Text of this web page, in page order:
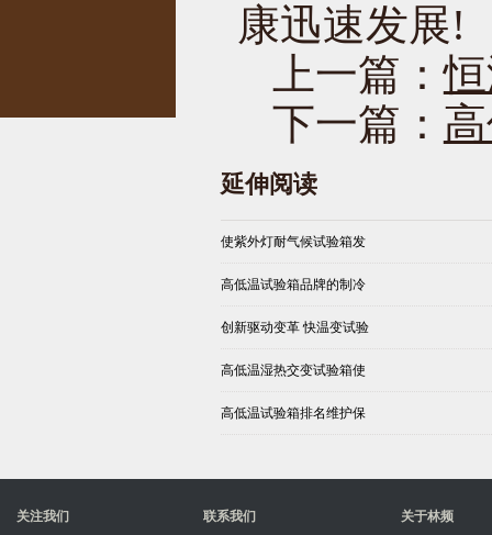
康迅速发展!
上一篇：
下一篇：
延伸阅读
使紫外灯耐气候试验箱发
高低温试验箱品牌的制冷
创新驱动变革 快温变试验
高低温湿热交变试验箱使
高低温试验箱排名维护保
关注我们 联系我们 关于林频